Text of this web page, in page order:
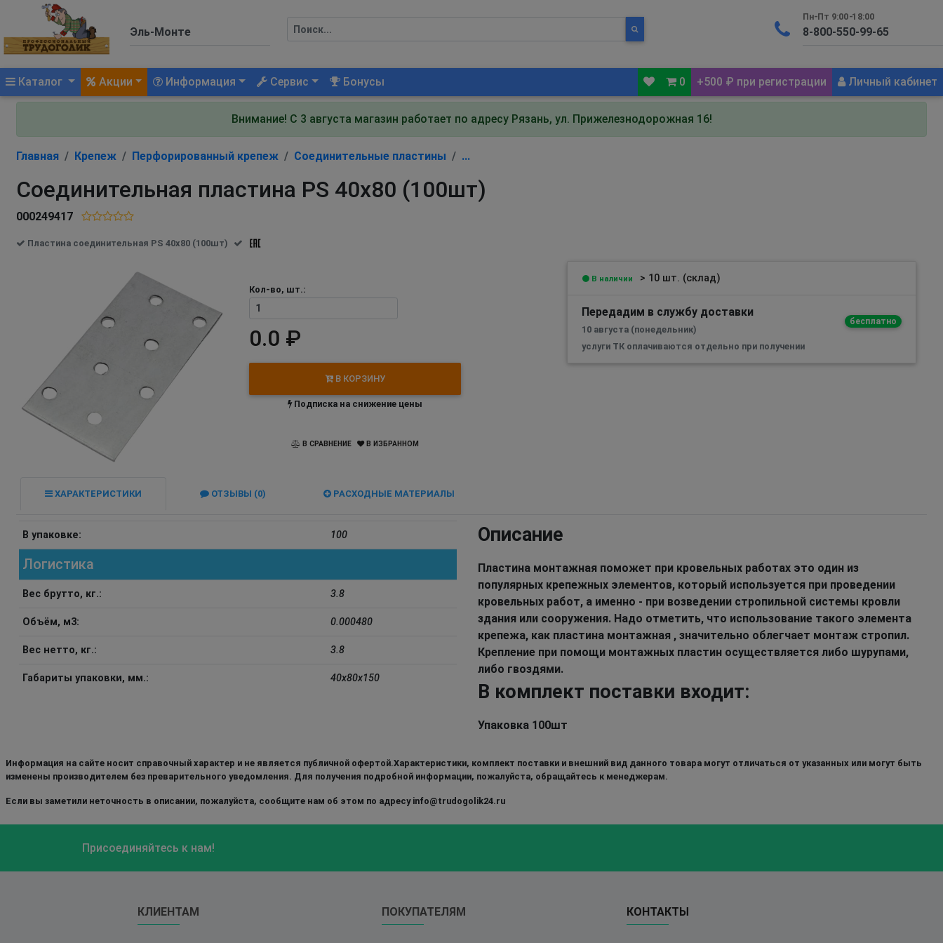
Пн-Пт 9:00-18:00
Каталог (current)Акции Информация Сервис Бонусы 0 +500 ₽ при регистрации Личный кабинет
Внимание! С 3 августа магазин работает по адресу Рязань, ул. Прижелезнодорожная 16!
Главная Крепеж Перфорированный крепеж Соединительные пластины ...
Соединительная пластина PS 40х80 (100шт)
000249417
Пластина соединительная PS 40х80 (100шт)
Кол-во, шт.:
0.0 ₽
В КОРЗИНУ
Подписка на снижение цены
В СРАВНЕНИЕ В ИЗБРАННОМ
В наличии > 10 шт. (склад)
Передадим в службу доставки
бесплатно
10 августа (понедельник)
услуги ТК оплачиваются отдельно при получении
ХАРАКТЕРИСТИКИ ОТЗЫВЫ (0) РАСХОДНЫЕ МАТЕРИАЛЫ
В упаковке: 100
Логистика
Вес брутто, кг.: 3.8
Объём, м3: 0.000480
Вес нетто, кг.: 3.8
Габариты упаковки, мм.: 40x80x150
Описание
Пластина монтажная поможет при кровельных работах это один из
популярных крепежных элементов, который используется при проведении
кровельных работ, а именно - при возведении стропильной системы кровли
здания или сооружения. Надо отметить, что использование такого элемента
крепежа, как пластина монтажная , значительно облегчает монтаж стропил.
Крепление при помощи монтажных пластин осуществляется либо шурупами,
либо гвоздями.
В комплект поставки входит:
Упаковка 100шт
Информация на сайте носит справочный характер и не является публичной офертой.Характеристики, комплект поставки и внешний вид данного товара могут отличаться от указанных или могут быть
изменены производителем без преварительного уведомления. Для получения подробной информации, пожалуйста, обращайтесь к менеджерам.
Если вы заметили неточность в описании, пожалуйста, сообщите нам об этом по адресу info@trudogolik24.ru
Присоединяйтесь к нам!
КЛИЕНТАМ ПОКУПАТЕЛЯМ КОНТАКТЫ